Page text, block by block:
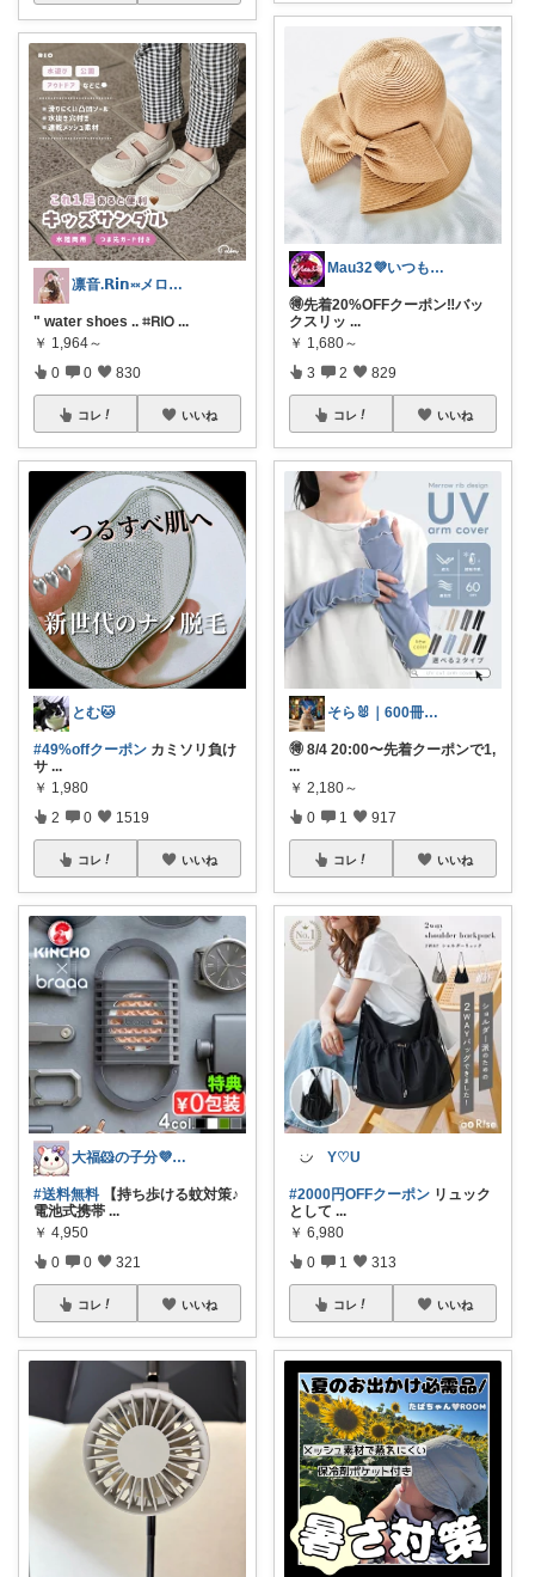
凛音.𝗥𝗶𝗻༝༝メロウな暮らし🧸
" water shoes .. ⌗𝖱𝖨𝖮 ...
￥ 1,964～
0 0 830
コレ いいね
とむ🐱
#49%offクーポン ​カミソリ負け
サ ...
￥ 1,980
2 0 1519
コレ いいね
大福🐹の子分💜ありがとうございます
#送料無料 【持ち歩ける蚊対策♪
電池式携帯 ...
￥ 4,950
0 0 321
コレ いいね
Mau32💜いつも有難うございます😊
🉐先着20%OFFクーポン‼️バッ
クスリッ ...
￥ 1,680～
3 2 829
コレ いいね
そら🐰｜600冊読んだ絵本好きママ
🉐 8/4 20:00〜先着クーポンで1,
...
￥ 2,180～
0 1 917
コレ いいね
Y♡U
#2000円OFFクーポン リュック
として ...
￥ 6,980
0 1 313
コレ いいね